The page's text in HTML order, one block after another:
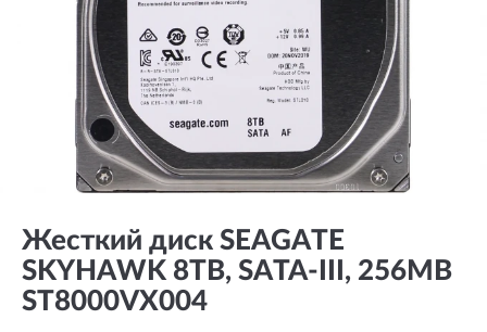
Жесткий диск SEAGATE
SKYHAWK 8TB, SATA-III, 256MB
ST8000VX004